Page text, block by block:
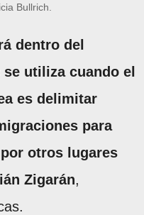
Bullrich.
dentro del
utiliza cuando el
es delimitar
para
otros lugares
Zigarán,